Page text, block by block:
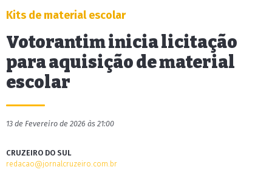
Kits de material escolar
Votorantim inicia licitação
para aquisição de material
escolar
13 de Fevereiro de 2026 às 21:00
CRUZEIRO DO SUL
redacao@jornalcruzeiro.com.br